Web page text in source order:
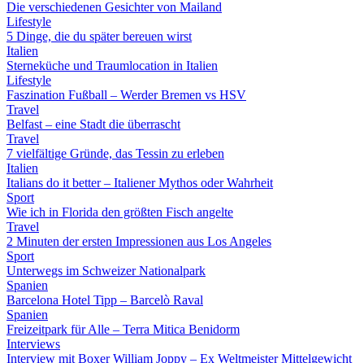
Die verschiedenen Gesichter von Mailand
Lifestyle
5 Dinge, die du später bereuen wirst
Italien
Sterneküche und Traumlocation in Italien
Lifestyle
Faszination Fußball – Werder Bremen vs HSV
Travel
Belfast – eine Stadt die überrascht
Travel
7 vielfältige Gründe, das Tessin zu erleben
Italien
Italians do it better – Italiener Mythos oder Wahrheit
Sport
Wie ich in Florida den größten Fisch angelte
Travel
2 Minuten der ersten Impressionen aus Los Angeles
Sport
Unterwegs im Schweizer Nationalpark
Spanien
Barcelona Hotel Tipp – Barcelò Raval
Spanien
Freizeitpark für Alle – Terra Mitica Benidorm
Interviews
Interview mit Boxer William Joppy – Ex Weltmeister Mittelgewicht